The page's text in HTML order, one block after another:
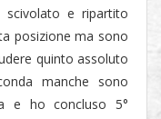
e ripartito
posizione ma sono
quinto assoluto
manche sono
e ho concluso 5°